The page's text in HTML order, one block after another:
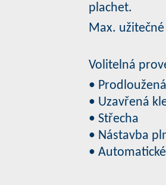
plachet.
Max.
Volitelná
•
• Uzavřená
• Střecha
• Nástavba
•